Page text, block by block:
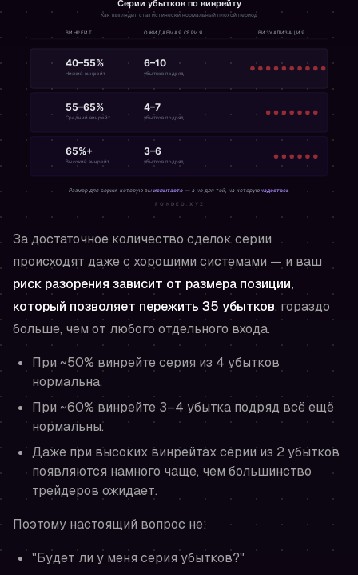
За достаточное количество сделок серии
происходят даже с хорошими системами — и ваш
риск разорения зависит от размера позиции,
который позволяет пережить 35 убытков, гораздо
больше, чем от любого отдельного входа.
При ~50% винрейте серия из 4 убытков
нормальна.
При ~60% винрейте 3–4 убытка подряд всё ещё
нормальны.
Даже при высоких винрейтах серии из 2 убытков
появляются намного чаще, чем большинство
трейдеров ожидает.
Поэтому настоящий вопрос не:
"Будет ли у меня серия убытков?"